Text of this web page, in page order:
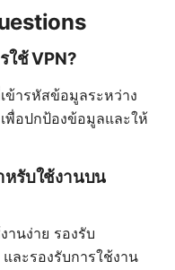
ใช้ VPN?
ข้ารหัสข้อมูลระหว่าง
พื่อปกป้องข้อมูลและให้
หรับใช้งานบน
านง่าย รองรับ
ละรองรับการใช้งาน